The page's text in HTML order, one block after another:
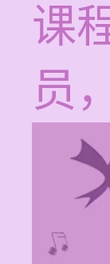
课
员